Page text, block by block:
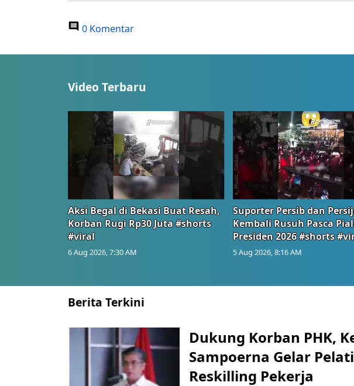
0 Komentar
Video Terbaru
Aksi Begal di Bekasi Buat Resah,
Korban Rugi Rp30 Juta #shorts
#viral
6 Aug 2026, 7:30 AM
Suporter Persib dan
Kembali Rusuh Pasca
Presiden 2026 #shorts
5 Aug 2026, 8:16 AM
Berita Terkini
Dukung Korban PHK,
Sampoerna Gelar
Reskilling Pekerja